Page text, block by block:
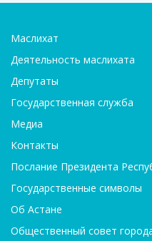
Маслихат
Деятельность маслихата
Депутаты
Государственная служба
Медиа
Контакты
Послание Президента
Государственные символы
Об Астане
Общественный совет